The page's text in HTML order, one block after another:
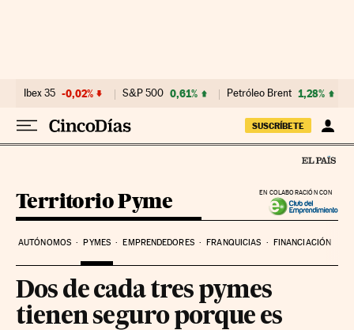
Ibex 35 -0,02% S&P 500 0,61% Petróleo Brent 1,28%
SUSCRÍBETE
EN COLABORACIÓN CON
Territorio Pyme
AUTÓNOMOS PYMES EMPRENDEDORES FRANQUICIAS FINANCIACIÓN
Dos de cada tres pymes
tienen seguro porque es